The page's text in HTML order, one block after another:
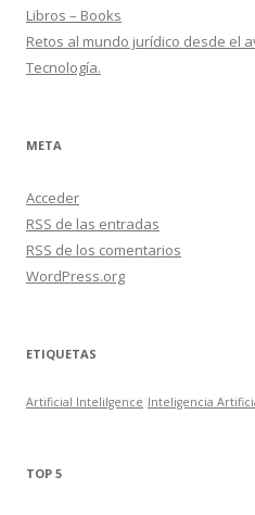
Libros – Books
Retos al mundo jurídico desde el
Tecnología.
META
Acceder
RSS de las entradas
RSS de los comentarios
WordPress.org
ETIQUETAS
Artificial Intelilgence Inteligencia
TOP 5